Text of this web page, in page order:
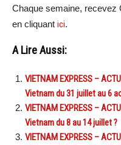
Chaque semaine,
en cliquant ici.
A Lire Aussi:
VIETNAM EXPRESS –
Vietnam du 31 juillet au 6
VIETNAM EXPRESS –
Vietnam du 8 au 14 juillet ?
VIETNAM EXPRESS –